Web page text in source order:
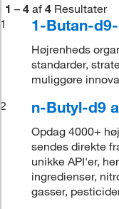
1 – 4 af 4 Resultater
1
1-Butan-
Højrenheds
standarder,
muliggøre
2
n-Butyl-d9
Opdag 4000+
sendes direkte
unikke API'er,
ingredienser,
gasser,